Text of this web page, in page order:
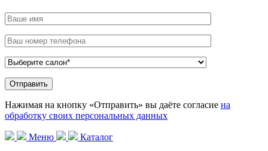
Нажимая на кнопку «Отправить» вы даёте согласие на
обработку своих персональных данных
Меню
Каталог